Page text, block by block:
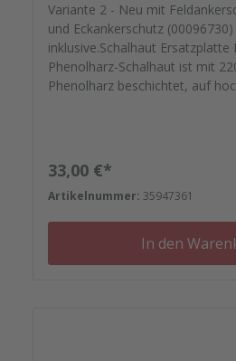
Variante 2 - Neu mit
und Eckankerschutz
inklusive.Schalhaut Ersatzplatte
Phenolharz-Schalhaut ist mit
Phenolharz beschichtet, auf
Elementrahmen. Darauf können
verlassen.Bestellen Sie das
Sanieren gleich mit. - Von der
Nieten, Schrauben,
Reparaturplättchen.
Regulärer Preis:
33,00 €*
Artikelnummer: 35947361
In den